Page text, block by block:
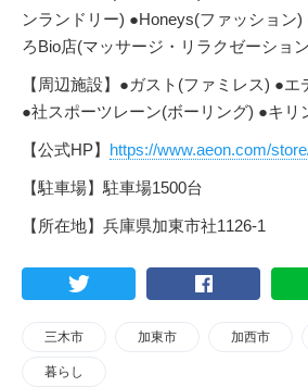
ンランドリー) ●Honeys(ファッション
ろBio店(マッサージ・リラクゼーショ
【周辺施設】●ガスト(ファミレス) ●
●社スポーツレーン(ボーリング) ●キリ
【公式HP】 https://www.aeon.com/
【駐車場】駐車場1500台
【所在地】兵庫県加東市社1126-1
三木市 加東市 加西市
暮らし